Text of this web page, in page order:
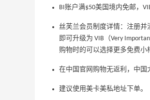
BI账户满$50美国境内免邮，
丝芙兰会员制度详情：注册并
即可升级为 VIB（Very
购物时的可以选择更多免费小
在中国官网购物无返利，中国
建议使用美卡美私地址下单。
Prada、TF 等
满$200享8.5折优惠+部
Bloomingdales